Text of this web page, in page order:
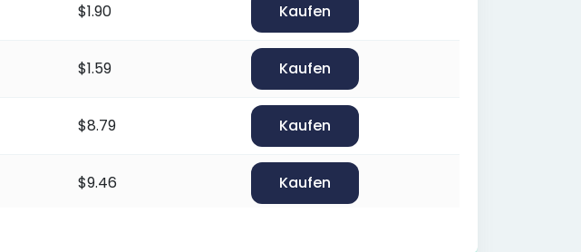
$1.90 Kaufen
$1.59 Kaufen
$8.79 Kaufen
$9.46 Kaufen